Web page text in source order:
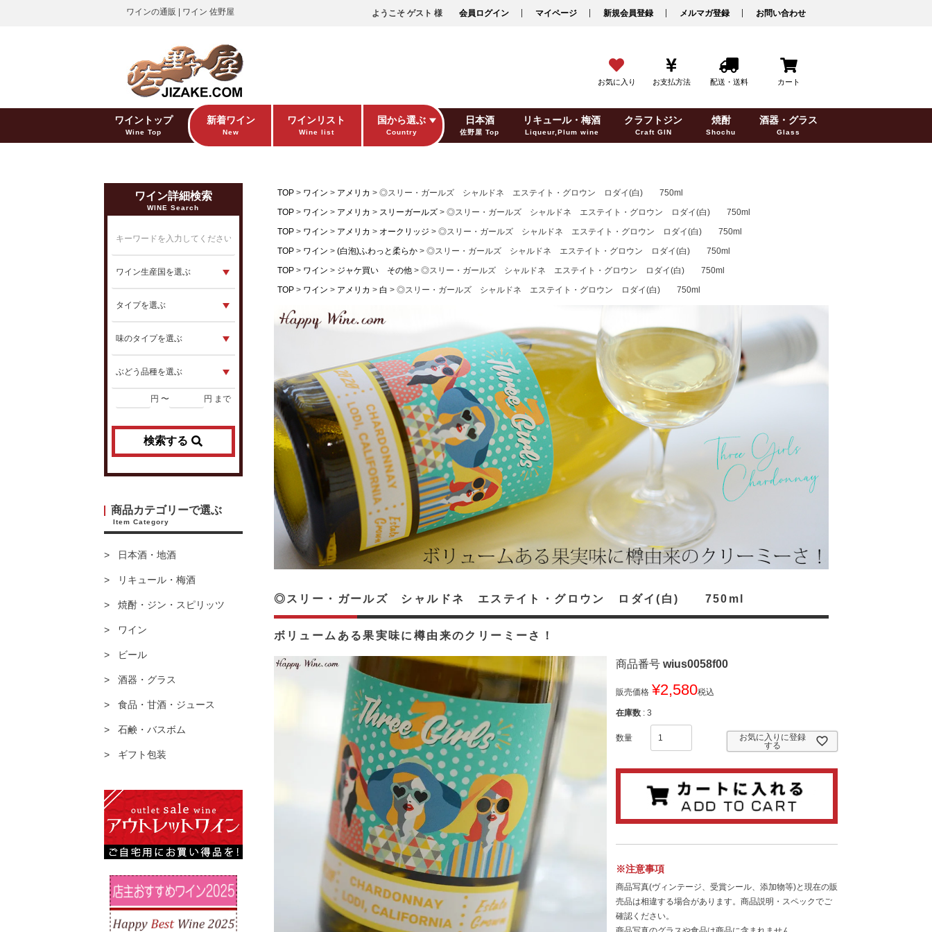
ワインの通販 | ワイン 佐野屋 ようこそ ゲスト 様 会員ログイン マイページ 新規会員登録 メルマガ登録 お問い合わせ
お気に入り お支払方法 配送・送料 カート
ワイントップ
Wine Top
新着ワイン
New
ワインリスト
Wine list
国から選ぶ
Country
日本酒
佐野屋 Top
リキュール・梅酒
Liqueur,Plum wine
クラフトジン
Craft GIN
焼酎
Shochu
酒器・グラス
Glass
ワイン詳細検索
WINE Search
円 〜 円 まで
検索する
商品カテゴリーで選ぶ
Item Category
日本酒・地酒
リキュール・梅酒
焼酎・ジン・スピリッツ
ワイン
ビール
酒器・グラス
食品・甘酒・ジュース
石鹸・バスボム
ギフト包装
TOP ワイン アメリカ
◎スリー・ガールズ シャルドネ エステイト・グロウン ロダイ(白) 750ml
TOP
ワイン アメリカ スリーガールズ
◎スリー・ガールズ シャルドネ エステイト・グロウン ロダイ(白) 750ml
TOP
ワイン アメリカ オークリッジ
◎スリー・ガールズ シャルドネ エステイト・グロウン ロダイ(白) 750ml
TOP
ワイン (白泡)ふわっと柔らか
◎スリー・ガールズ シャルドネ エステイト・グロウン ロダイ(白) 750ml
TOP
ワイン ジャケ買い その他
◎スリー・ガールズ シャルドネ エステイト・グロウン ロダイ(白) 750ml
TOP
ワイン アメリカ 白 ◎スリー・ガールズ シャルドネ エステイト・グロウン ロダイ(白) 750ml
ボリュームある果実味に樽由来のクリーミーさ！
◎スリー・ガールズ シャルドネ エステイト・グロウン ロダイ(白) 750ml
商品番号 wius0058f00
販売価格 ¥2,580税込
在庫数 3
お気に入りに登録
する
※注意事項
商品写真(ヴィンテージ、受賞シール、添加物等)と現在の販
売品は相違する場合があります。商品説明・スペックでご
確認ください。